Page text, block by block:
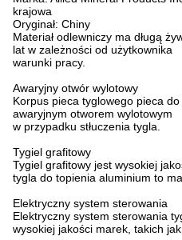
krajowa
Oryginał: Chiny
Materiał odlewniczy ma długą
lat w zależności od użytkownika
warunki pracy.
Awaryjny otwór wylotowy
Korpus pieca tyglowego pieca
awaryjnym otworem wylotowym
w przypadku stłuczenia tygla.
Tygiel grafitowy
Tygiel grafitowy jest wysokiej
tygla do topienia aluminium to
Elektryczny system sterowania
Elektryczny system sterowania
wysokiej jakości marek, takich